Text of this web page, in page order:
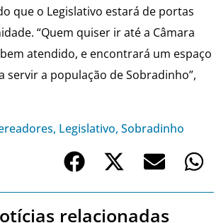
que o Legislativo estará de portas
“Quem quiser ir até a Câmara
atendido, e encontrará um espaço
servir a população de Sobradinho”,
, Legislativo, Sobradinho
relacionadas